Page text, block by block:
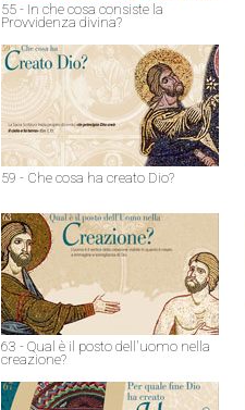
55 - In che cosa consiste la
Provvidenza divina?
59 - Che cosa ha creato Dio?
63 - Qual è il posto dell'uomo nella
creazione?